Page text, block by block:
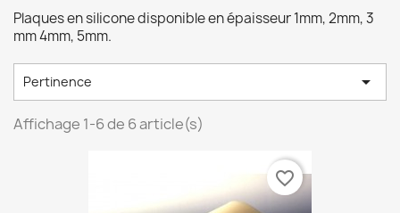
Plaques en silicone disponible en épaisseur 1mm, 2mm, 3
mm 4mm, 5mm.
Pertinence 
Affichage 1-6 de 6 article(s)
favorite_border